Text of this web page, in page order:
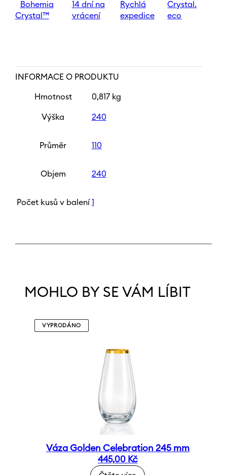
množství
Bohemia
Crystal™
14 dní na
vrácení
Rychlá
expedice
Crystal.
eco
INFORMACE O PRODUKTU
Hmotnost 0,817 kg
Výška 240
Průměr 110
Objem 240
Počet kusů v balení 1
MOHLO BY SE VÁM LÍBIT
VYPRODÁNO
Váza Golden Celebration 245 mm
445,00 Kč